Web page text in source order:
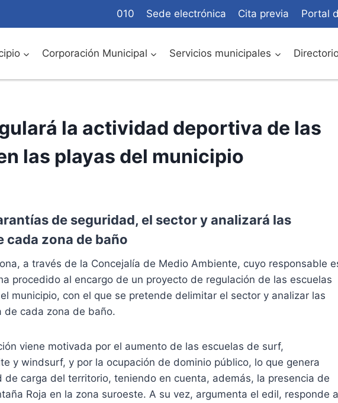
010 Sede electrónica Cita previa Portal
Corporación Municipal Servicios municipales
la actividad deportiva de las
las playas del municipio
de seguridad, el sector y analizará las
cada zona de baño
a través de la Concejalía de Medio Ambiente, cuyo responsable
procedido al encargo de un proyecto de regulación de las escuelas
municipio, con el que se pretende delimitar el sector y analizar las
de cada zona de baño.
viene motivada por el aumento de las escuelas de surf,
y windsurf, y por la ocupación de dominio público, lo que genera
carga del territorio, teniendo en cuenta, además, la presencia de
Roja en la zona suroeste. A su vez, argumenta el edil, responde a